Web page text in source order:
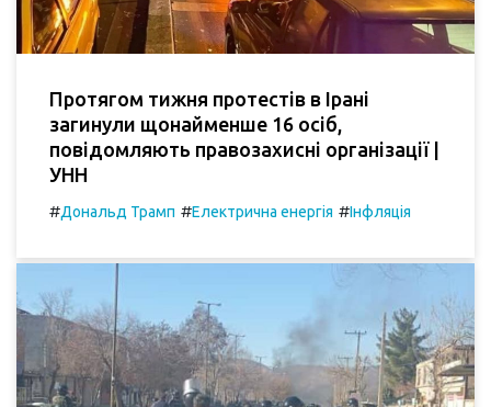
Протягом тижня протестів в Ірані
загинули щонайменше 16 осіб,
повідомляють правозахисні організації |
УНН
#Дональд Трамп #Електрична енергія #Інфляція